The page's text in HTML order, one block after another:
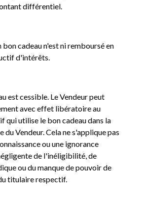
différentiel.
bon cadeau n'est ni remboursé en
d'intérêts.
est cessible. Le Vendeur peut
avec effet libératoire au
qui utilise le bon cadeau dans la
du Vendeur. Cela ne s'applique pas
ou une ignorance
de l'inéligibilité, de
ou du manque de pouvoir de
titulaire respectif.